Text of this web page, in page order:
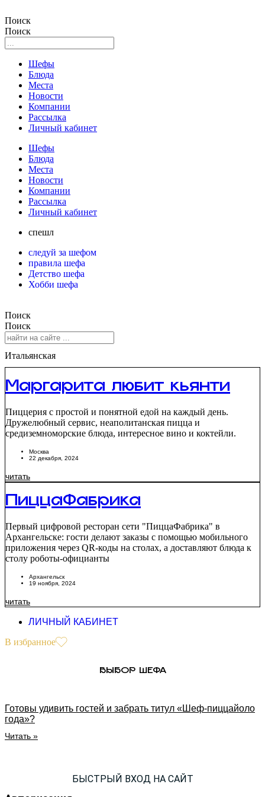
Поиск
Поиск
Шефы
Блюда
Места
Новости
Компании
Рассылка
Личный кабинет
Шефы
Блюда
Места
Новости
Компании
Рассылка
Личный кабинет
спешл
следуй за шефом
правила шефа
Детство шефа
Хобби шефа
Поиск
Поиск
Итальянская
Маргарита любит кьянти
Пиццерия с простой и понятной едой на каждый день.
Дружелюбный сервис, неаполитанская пицца и
средиземноморские блюда, интересное вино и коктейли.
Москва
22 декабря, 2024
читать
ПиццаФабрика
Первый цифровой ресторан сети "ПиццаФабрика" в
Архангельске: гости делают заказы с помощью мобильного
приложения через QR-коды на столах, а доставляют блюда к
столу роботы-официанты
Архангельск
19 ноября, 2024
читать
ЛИЧНЫЙ КАБИНЕТ
В избранное
Готовы удивить гостей и забрать титул «Шеф-пиццайоло
года»?
Читать »
БЫСТРЫЙ ВХОД НА САЙТ